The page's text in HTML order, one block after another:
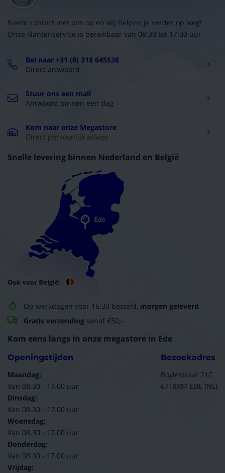
Neem contact met ons op en wij helpen je verder op weg!
Onze klantenservice is bereikbaar van 08:30 tot 17:00 uur
Bel naar +31 (0) 318 645538
Direct antwoord
Stuur ons een mail
Antwoord binnen een dag
Kom naar onze Megastore
Direct persoonlijk advies
Snelle levering binnen Nederland en België
Op werkdagen voor 16:30 besteld, morgen geleverd
Gratis verzending vanaf €50,-
Kom eens langs in onze megastore in Ede
Openingstijden
Maandag:
Van 08.30 - 17.00 uur
Dinsdag:
Van 08.30 - 17.00 uur
Woensdag:
Van 08.30 - 17.00 uur
Donderdag:
Van 08.30 - 17.00 uur
Vrijdag:
Bezoekadres
Boylestraat 21C
6718XM EDE (NL)